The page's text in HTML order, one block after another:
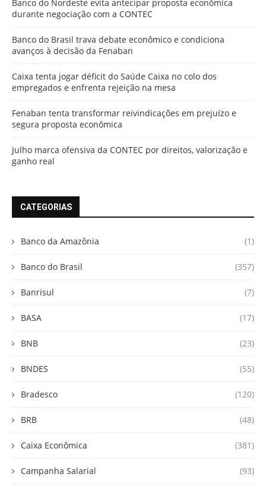
Banco do Nordeste evita antecipar proposta econômica
durante negociação com a CONTEC
Banco do Brasil trava debate econômico e condiciona
avanços à decisão da Fenaban
Caixa tenta jogar déficit do Saúde Caixa no colo dos
empregados e enfrenta rejeição na mesa
Fenaban tenta transformar reivindicações em prejuízo e
segura proposta econômica
Julho marca ofensiva da CONTEC por direitos, valorização e
ganho real
CATEGORIAS
Banco da Amazônia (1)
Banco do Brasil (357)
Banrisul (7)
BASA (17)
BNB (23)
BNDES (55)
Bradesco (120)
BRB (48)
Caixa Econômica (381)
Campanha Salarial (93)